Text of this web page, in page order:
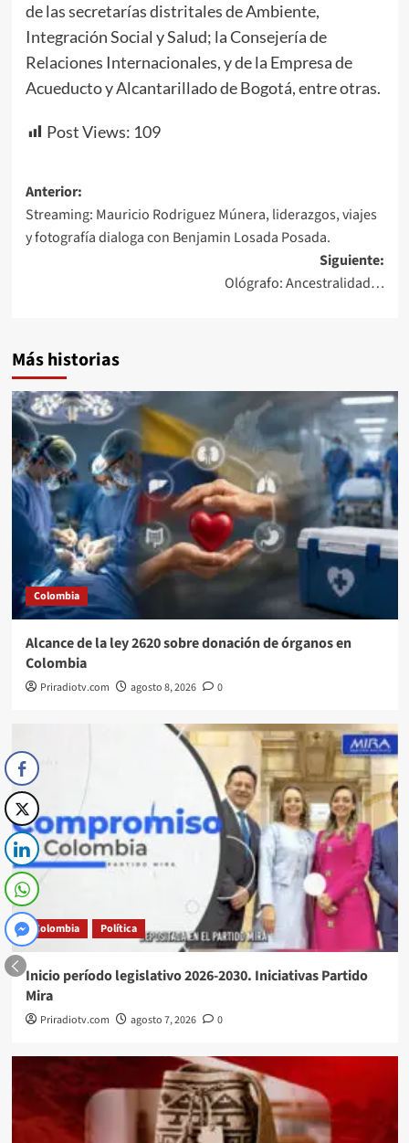
de las secretarías distritales de Ambiente,
Integración Social y Salud; la Consejería de
Relaciones Internacionales, y de la Empresa de
Acueducto y Alcantarillado de Bogotá, entre otras.
Post Views: 109
Navegación
de
entradas
Anterior:
Streaming: Mauricio Rodriguez Múnera, liderazgos, viajes
y fotografía dialoga con Benjamin Losada Posada.
Siguiente:
Ológrafo: Ancestralidad…
Más historias
Colombia
Alcance de la ley 2620 sobre donación de órganos en
Colombia
Priradiotv.com agosto 8, 2026 0
Colombia Política
Inicio período legislativo 2026-2030. Iniciativas Partido
Mira
Priradiotv.com agosto 7, 2026 0